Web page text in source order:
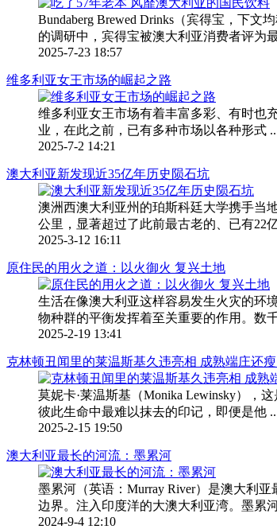
Bundaberg Brewed Drinks（宾得宝，下
的调研中，宾得宝被澳大利亚消费者评为
2025-7-23 18:57
维多利亚女王市场的崛起之路
维多利亚女王市场有着丰富多彩、有时也
业，在此之前，已有多种市场以各种形式
2025-7-2 14:21
澳大利亚新发现近35亿年历史陨石坑
澳洲西澳大利亚州的珀斯科廷大学携手当
公里，显著超过了此前最古老的、已有22
2025-3-12 16:11
原住民的用火之道：以火御火 复兴土地
生活在像澳大利亚这样容易发生火灾的环
物种群的平衡发挥着至关重要的作用。数
2025-2-19 13:41
克林顿丑闻里的莱温斯基久违亮相 成熟端庄还瘦
莫妮卡·莱温斯基（Monika Lewinsky），
彼此生命中最难以抹去的印记，即便是他
2025-2-15 19:50
澳大利亚最长的河流：墨累河
墨累河（英语：Murray River）是澳大利
边界。注入印度洋的大澳大利亚湾。墨累
2024-9-4 12:10